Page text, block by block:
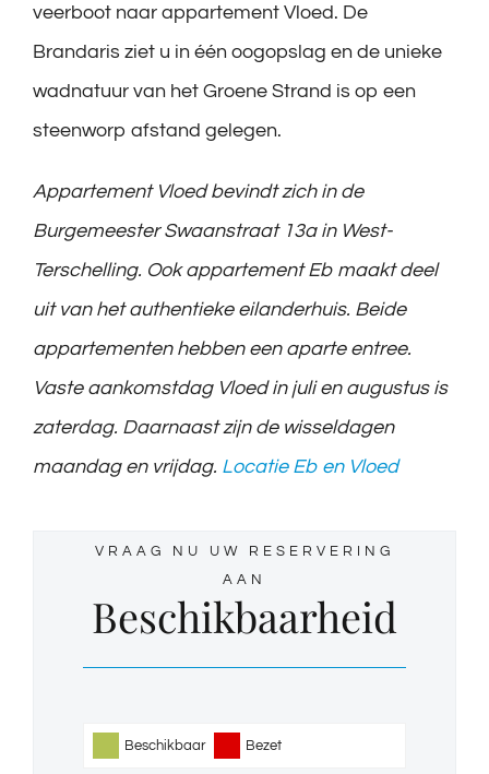
veerboot naar appartement Vloed. De
Brandaris ziet u in één oogopslag en de unieke
wadnatuur van het Groene Strand is op een
steenworp afstand gelegen.
Appartement Vloed bevindt zich in de
Burgemeester Swaanstraat 13a in West-
Terschelling. Ook appartement Eb maakt deel
uit van het authentieke eilanderhuis. Beide
appartementen hebben een aparte entree.
Vaste aankomstdag Vloed in juli en augustus is
zaterdag. Daarnaast zijn de wisseldagen
maandag en vrijdag. Locatie Eb en Vloed
VRAAG NU UW RESERVERING
AAN
Beschikbaarheid
Beschikbaar Bezet